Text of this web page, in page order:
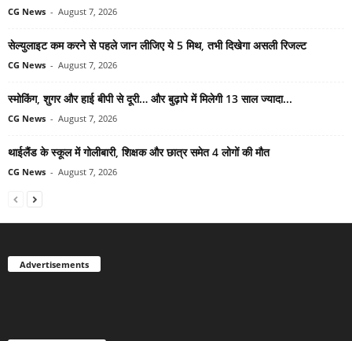
CG News - August 7, 2026
सेल्युलाइट कम करने से पहले जान लीजिए ये 5 मिथ, तभी दिखेगा असली रिजल्ट
CG News - August 7, 2026
स्मोकिंग, शुगर और हाई बीपी से दूरी… और बुढ़ापे में मिलेगी 13 साल ज्यादा...
CG News - August 7, 2026
थाईलैंड के स्कूल में गोलीबारी, शिक्षक और छात्र समेत 4 लोगों की मौत
CG News - August 7, 2026
Advertisements